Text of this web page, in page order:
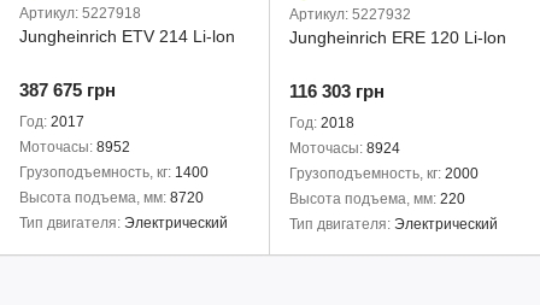
Артикул: 5227918
Jungheinrich ETV 214 Li-lon
387 675 грн
Год 2017
Моточасы 8952
Грузоподъемность, кг 1400
Высота подъема, мм 8720
Тип двигателя Электрический
Артикул: 5227932
Jungheinrich ERE 120 Li-lon
116 303 грн
Год 2018
Моточасы 8924
Грузоподъемность, кг 2000
Высота подъема, мм 220
Тип двигателя Электрический